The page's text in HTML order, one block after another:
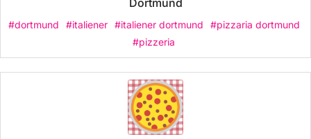
#dortmund #italiener #italiener dortmund
#pizzaria dortmund
#pizzeria